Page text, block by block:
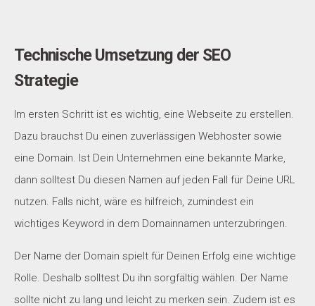
Technische Umsetzung der SEO
Strategie
Im ersten Schritt ist es wichtig, eine Webseite zu erstellen.
Dazu brauchst Du einen zuverlässigen Webhoster sowie
eine Domain. Ist Dein Unternehmen eine bekannte Marke,
dann solltest Du diesen Namen auf jeden Fall für Deine URL
nutzen. Falls nicht, wäre es hilfreich, zumindest ein
wichtiges Keyword in dem Domainnamen unterzubringen.
Der Name der Domain spielt für Deinen Erfolg eine wichtige
Rolle. Deshalb solltest Du ihn sorgfältig wählen. Der Name
sollte nicht zu lang und leicht zu merken sein. Zudem ist es